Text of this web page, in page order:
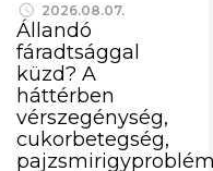
2026.08.07.
Állandó
fáradtsággal
küzd? A
háttérben
vérszegénység,
cukorbetegség,